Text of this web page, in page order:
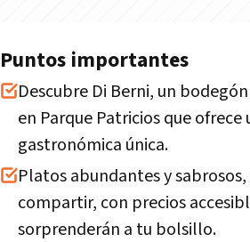
Puntos importantes
Descubre Di Berni, un
en Parque Patricios que ofrece
gastronómica única.
Platos abundantes y
compartir, con precios
sorprenderán a tu bolsillo.